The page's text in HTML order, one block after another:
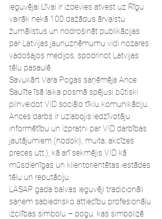
ieguvējai Līvai ir izdevies atvest uz Rīgu
vairāk nekā 100 dažādus ārvalstu
žurnālistus un nodrošināt publikācijas
par Latvijas jaunuzņēmumu vidi nozares
vadošajos medijos, spodrinot Latvijas
tēlu pasaulē.
Savukārt Vara Pogas saņēmēja Ance
Saulīte īsā laika posmā spējusi būtiski
pilnveidot VID sociālo tīklu komunikāciju.
Ances darbs ir uzlabojis iedzīvotāju
informētību un izpratni par VID darbības
jautājumiem (nodokļi, muita, akcīzes
preces utt.), kā arī sekmējis VID kā
mūsdienīgas un klientorientētas iestādes
tēlu un reputāciju.
LASAP gada balvas ieguvēji tradicionāli
saņem sabiedrisko attiecību profesionāļu
izcilības simbolu – pogu, kas simbolizē